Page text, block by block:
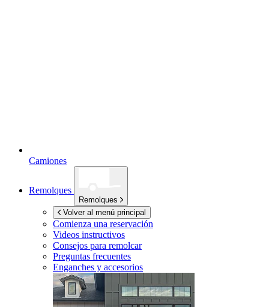
Camiones
Remolques
Remolques
Volver al menú principal
Comienza una reservación
Videos instructivos
Consejos para remolcar
Preguntas frecuentes
Enganches y accesorios